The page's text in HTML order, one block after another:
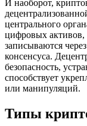
И наоборот,
центрального
цифровых активов,
записываются
консенсуса.
безопасность,
способствует
или манипуляций.
Типы